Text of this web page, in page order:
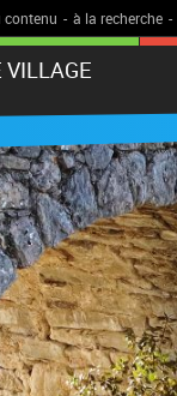
contenu - à la recherche -
VILLAGE